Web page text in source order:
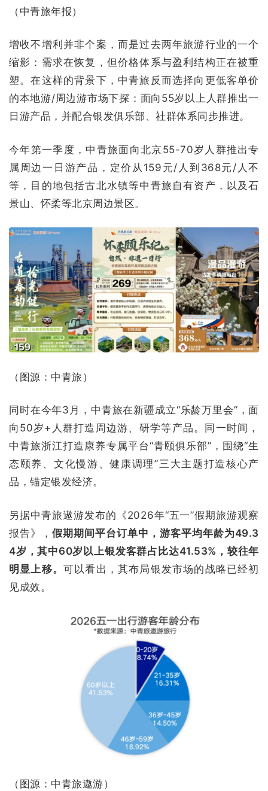
（中青旅年报）
增收不增利并非个案，而是过去两年旅游行业的一个
缩影：需求在恢复，但价格体系与盈利结构正在被重
塑。在这样的背景下，中青旅反而选择向更低客单价
的本地游/周边游市场下探：面向55岁以上人群推出一
日游产品，并配合银发俱乐部、社群体系同步推进。
今年第一季度，中青旅面向北京55-70岁人群推出专
属周边一日游产品，定价从159元/人到368元/人不
等，目的地包括古北水镇等中青旅自有资产，以及石
景山、怀柔等北京周边景区。
（图源：中青旅）
同时在今年3月，中青旅在新疆成立“乐龄万里会”，面
向50岁+人群打造周边游、研学等产品。同一时间，
中青旅浙江打造康养专属平台“青颐俱乐部”，围绕“生
态颐养、文化慢游、健康调理”三大主题打造核心产
品，锚定银发经济。
另据中青旅遨游发布的《2026年“五一”假期旅游观察
报告》， 假期期间平台订单中，游客平均年龄为49.3
4岁，其中60岁以上银发客群占比达41.53%，较往年
明显上移。可以看出，其布局银发市场的战略已经初
见成效。
（图源：中青旅遨游）